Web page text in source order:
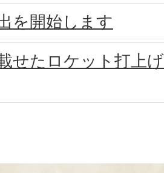
を開始します
せたロケット打上